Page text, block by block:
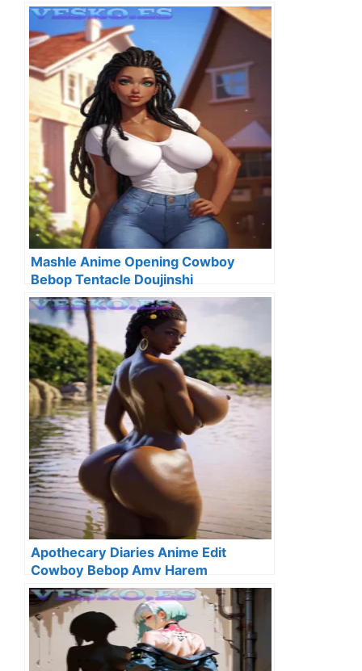
Mashle Anime Opening Cowboy
Bebop Tentacle Doujinshi
Apothecary Diaries Anime Edit
Cowboy Bebop Amv Harem